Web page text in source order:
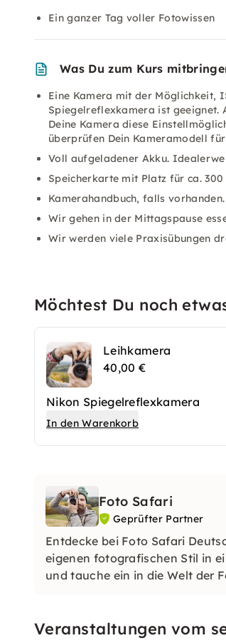
Ein ganzer Tag voller Fotowissen
Was Du zum Kurs
Eine Kamera mit der Möglichkeit,
Spiegelreflexkamera ist geeignet.
Deine Kamera diese
überprüfen Dein Kameramodell für
Voll aufgeladener Akku.
Speicherkarte mit Platz für ca. 300
Kamerahandbuch, falls vorhanden.
Wir gehen in der Mittagspause
Wir werden viele Praxisübungen
Möchtest Du noch
Leihkamera
40,00 €
Nikon Spiegelreflexkamera
In den Warenkorb
Foto Safari
Geprüfter Partner
Entdecke bei Foto Safari
eigenen fotografischen Stil in
und tauche ein in die Welt der
Veranstaltungen vom